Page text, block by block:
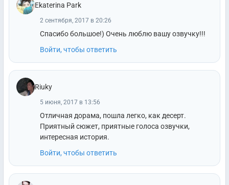
Ekaterina Park
2 сентября, 2017 в 20:26
Спасибо большое!) Очень люблю вашу озвучку!!!
Войти, чтобы ответить
Riuky
5 июня, 2017 в 13:56
Отличная дорама, пошла легко, как десерт.
Приятный сюжет, приятные голоса озвучки,
интересная история.
Войти, чтобы ответить